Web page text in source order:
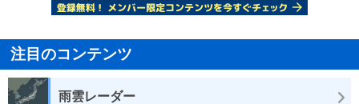
注目のコンテンツ
雨雲レーダー